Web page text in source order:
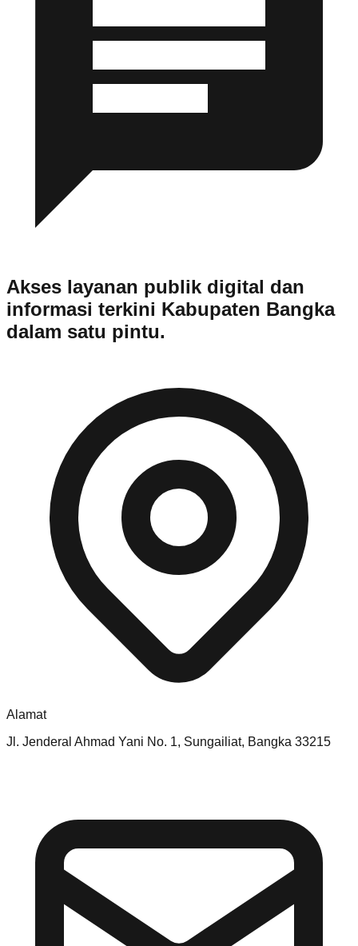
Akses layanan publik digital dan
informasi terkini Kabupaten Bangka
dalam satu pintu.
Alamat
Jl. Jenderal Ahmad Yani No. 1, Sungailiat, Bangka 33215